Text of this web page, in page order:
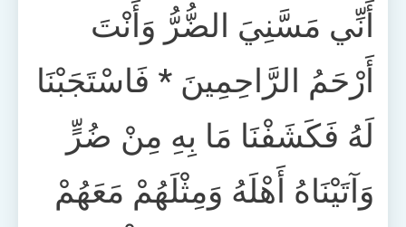
أَنِّي مَسَّنِيَ الضُّرُّ وَأَنْتَ
أَرْحَمُ الرَّاحِمِينَ * فَاسْتَجَبْنَا
لَهُ فَكَشَفْنَا مَا بِهِ مِنْ ضُرٍّ
وَآتَيْنَاهُ أَهْلَهُ وَمِثْلَهُمْ مَعَهُمْ